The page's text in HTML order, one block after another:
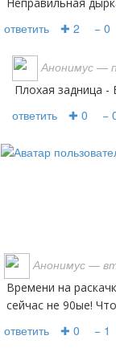
ответить ✚ 2 − 0
Анонимус —
Плохая задница -
ответить ✚ 0 −
Анонимус —
Времени на раскачку нет! Спасибо Великому Путину,что
сейчас не 90ые!
ответить ✚ 0 − 1